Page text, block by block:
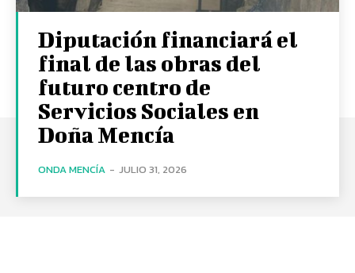
Diputación financiará el
final de las obras del
futuro centro de
Servicios Sociales en
Doña Mencía
ONDA MENCÍA - JULIO 31, 2026